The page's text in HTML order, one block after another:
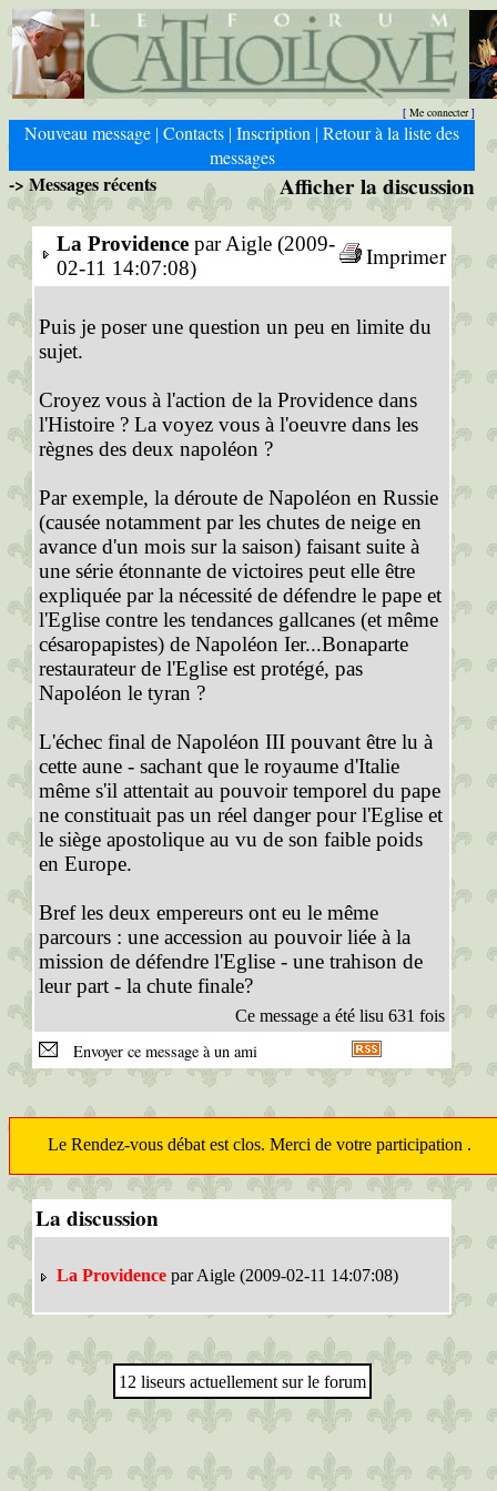
[ Me connecter]
Nouveau message | Contacts | Inscription | Retour à la liste des
messages
-> Messages récents Afficher la discussion
La Providence par Aigle (2009-
02-11 14:07:08)
Imprimer
Puis je poser une question un peu en limite du
sujet.
Croyez vous à l'action de la Providence dans
l'Histoire ? La voyez vous à l'oeuvre dans les
règnes des deux napoléon ?
Par exemple, la déroute de Napoléon en Russie
(causée notamment par les chutes de neige en
avance d'un mois sur la saison) faisant suite à
une série étonnante de victoires peut elle être
expliquée par la nécessité de défendre le pape et
l'Eglise contre les tendances gallcanes (et même
césaropapistes) de Napoléon Ier...Bonaparte
restaurateur de l'Eglise est protégé, pas
Napoléon le tyran ?
L'échec final de Napoléon III pouvant être lu à
cette aune - sachant que le royaume d'Italie
même s'il attentait au pouvoir temporel du pape
ne constituait pas un réel danger pour l'Eglise et
le siège apostolique au vu de son faible poids
en Europe.
Bref les deux empereurs ont eu le même
parcours : une accession au pouvoir liée à la
mission de défendre l'Eglise - une trahison de
leur part - la chute finale?
Ce message a été lisu 631 fois
Envoyer ce message à un ami
Le Rendez-vous débat est clos. Merci de votre participation .
La discussion
La Providence par Aigle (2009-02-11 14:07:08)
12 liseurs actuellement sur le forum